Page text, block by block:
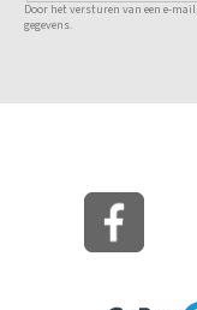
Door het versturen van een e-
gegevens.